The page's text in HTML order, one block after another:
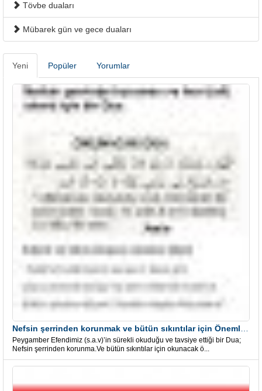
Tövbe duaları
Mübarek gün ve gece duaları
Yeni Popüler Yorumlar
Peygamber Efendimiz (s.a.v)’in sürekli okuduğu ve tavsiye ettiği bir Dua;
Nefsin şerrinden korunma.Ve bütün sıkıntılar için okunacak ö...